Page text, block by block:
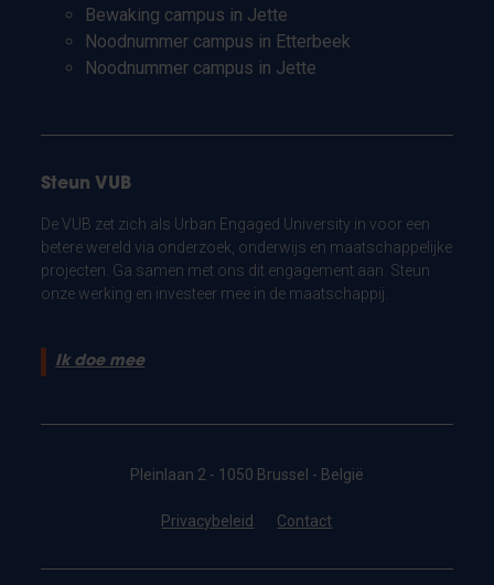
Bewaking campus in Jette
Noodnummer campus in Etterbeek
Noodnummer campus in Jette
Steun VUB
De VUB zet zich als Urban Engaged University in voor een
betere wereld via onderzoek, onderwijs en maatschappelijke
projecten. Ga samen met ons dit engagement aan. Steun
onze werking en investeer mee in de maatschappij.
Ik doe mee
Pleinlaan 2 - 1050 Brussel - België
Privacybeleid Contact